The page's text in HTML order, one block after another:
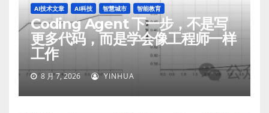
AI技术文章 AI科技 智慧城市 智能教育
Coding Agent 下一步，不是写
更多代码，而是学会像工程师一样
工作
8 月 7, 2026 YINHUA